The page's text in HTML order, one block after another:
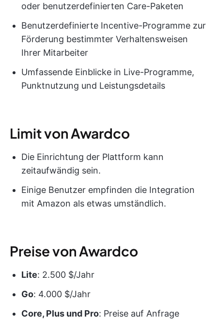
oder benutzerdefinierten Care-Paketen
Benutzerdefinierte Incentive-Programme zur
Förderung bestimmter Verhaltensweisen
Ihrer Mitarbeiter
Umfassende Einblicke in Live-Programme,
Punktnutzung und Leistungsdetails
Limit von Awardco
Die Einrichtung der Plattform kann
zeitaufwändig sein.
Einige Benutzer empfinden die Integration
mit Amazon als etwas umständlich.
Preise von Awardco
Lite: 2.500 $/Jahr
Go: 4.000 $/Jahr
Core, Plus und Pro: Preise auf Anfrage